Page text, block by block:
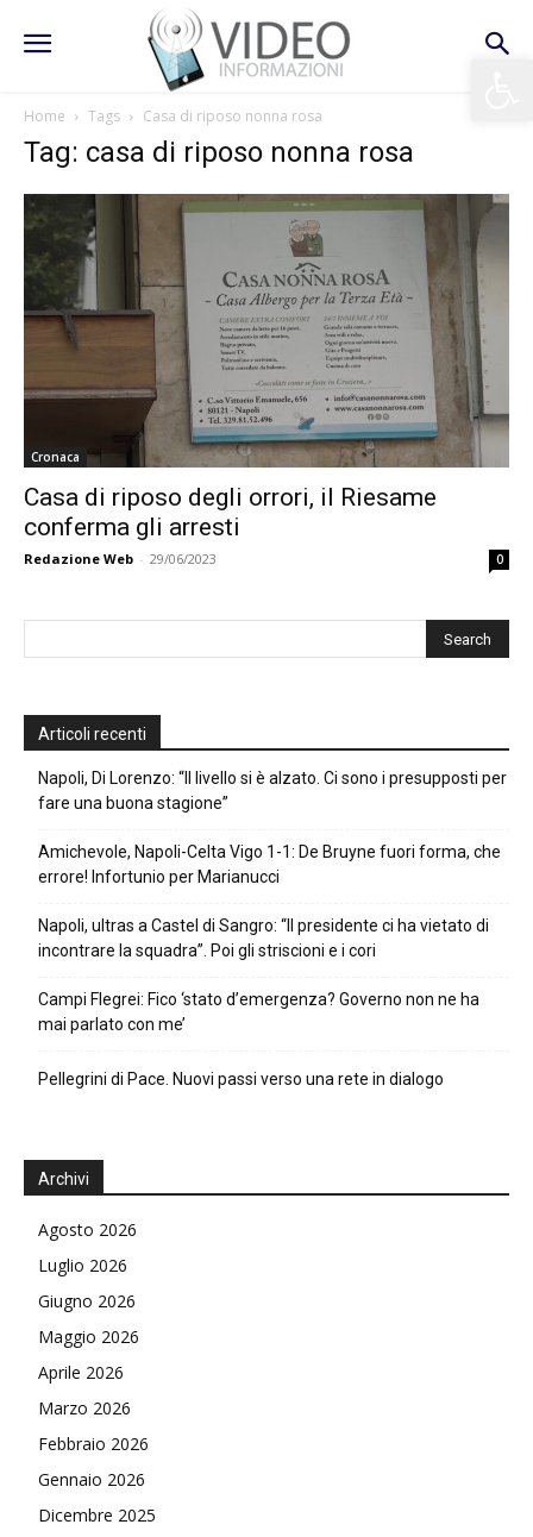
Home Tags Casa di riposo nonna rosa
Tag: casa di riposo nonna rosa
Cronaca
Casa di riposo degli orrori, il Riesame
conferma gli arresti
Redazione Web - 29/06/2023 0
Articoli recenti
Napoli, Di Lorenzo: “Il livello si è alzato. Ci sono i presupposti per
fare una buona stagione”
Amichevole, Napoli-Celta Vigo 1-1: De Bruyne fuori forma, che
errore! Infortunio per Marianucci
Napoli, ultras a Castel di Sangro: “Il presidente ci ha vietato di
incontrare la squadra”. Poi gli striscioni e i cori
Campi Flegrei: Fico ‘stato d’emergenza? Governo non ne ha
mai parlato con me’
Pellegrini di Pace. Nuovi passi verso una rete in dialogo
Archivi
Agosto 2026
Luglio 2026
Giugno 2026
Maggio 2026
Aprile 2026
Marzo 2026
Febbraio 2026
Gennaio 2026
Dicembre 2025